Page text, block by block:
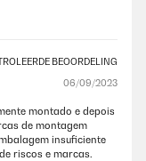
BEOORDELING
06/09/2023
montado e depois
de montagem
insuficiente
riscos e marcas.